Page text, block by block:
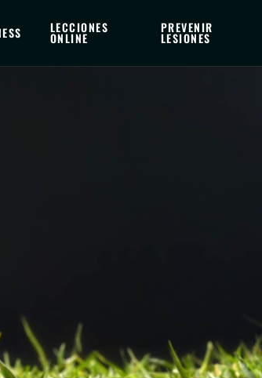
LECCIONES
ONLINE
PREVENIR
LESIONES